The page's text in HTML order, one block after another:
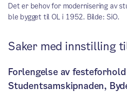
Det er behov for modernisering av
ble bygget til OL i 1952. Bilde: SiO.
Saker med innstilling
Forlengelse av
Studentsamskipnaden,